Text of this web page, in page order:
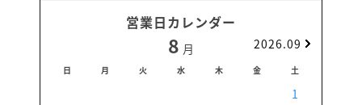
営業日カレンダー
8 月 2026.09
日 月 火 水 木 金 土
1